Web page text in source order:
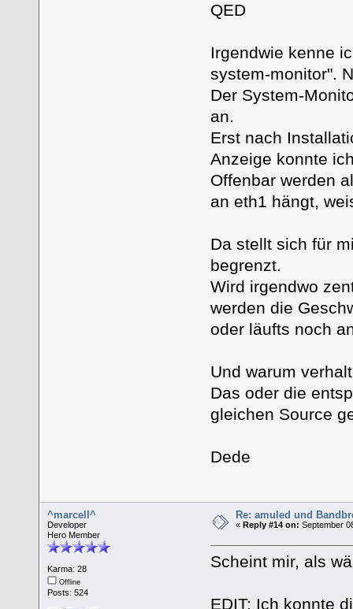
QED
Irgendwie kenne
system-monitor".
Der System-
an.
Erst nach
Anzeige konnte
Offenbar werden
an eth1 hängt,
Da stellt sich für
begrenzt.
Wird irgendwo
werden die
oder läufts noch
Und warum
Das oder die
gleichen Source
Dede
^marcell^
Developer
Hero Member
Karma: 28
Offline
Posts: 524
Re: amuled und
«Reply #14 on: September
Scheint mir, als
EDIT: Ich konnte